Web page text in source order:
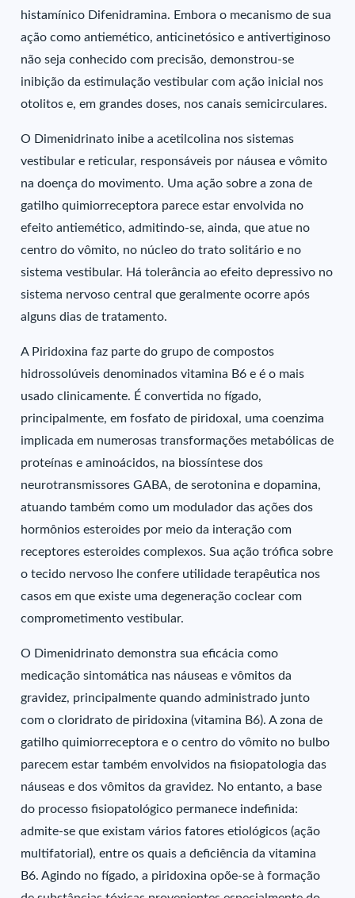
histamínico Difenidramina. Embora o mecanismo de sua
ação como antiemético, anticinetósico e antivertiginoso
não seja conhecido com precisão, demonstrou-se
inibição da estimulação vestibular com ação inicial nos
otolitos e, em grandes doses, nos canais semicirculares.
O Dimenidrinato inibe a acetilcolina nos sistemas
vestibular e reticular, responsáveis por náusea e vômito
na doença do movimento. Uma ação sobre a zona de
gatilho quimiorreceptora parece estar envolvida no
efeito antiemético, admitindo-se, ainda, que atue no
centro do vômito, no núcleo do trato solitário e no
sistema vestibular. Há tolerância ao efeito depressivo no
sistema nervoso central que geralmente ocorre após
alguns dias de tratamento.
A Piridoxina faz parte do grupo de compostos
hidrossolúveis denominados vitamina B6 e é o mais
usado clinicamente. É convertida no fígado,
principalmente, em fosfato de piridoxal, uma coenzima
implicada em numerosas transformações metabólicas de
proteínas e aminoácidos, na biossíntese dos
neurotransmissores GABA, de serotonina e dopamina,
atuando também como um modulador das ações dos
hormônios esteroides por meio da interação com
receptores esteroides complexos. Sua ação trófica sobre
o tecido nervoso lhe confere utilidade terapêutica nos
casos em que existe uma degeneração coclear com
comprometimento vestibular.
O Dimenidrinato demonstra sua eficácia como
medicação sintomática nas náuseas e vômitos da
gravidez, principalmente quando administrado junto
com o cloridrato de piridoxina (vitamina B6). A zona de
gatilho quimiorreceptora e o centro do vômito no bulbo
parecem estar também envolvidos na fisiopatologia das
náuseas e dos vômitos da gravidez. No entanto, a base
do processo fisiopatológico permanece indefinida:
admite-se que existam vários fatores etiológicos (ação
multifatorial), entre os quais a deficiência da vitamina
B6. Agindo no fígado, a piridoxina opõe-se à formação